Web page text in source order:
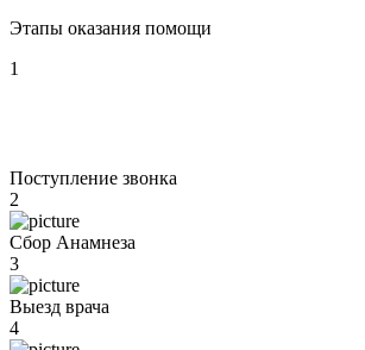
Этапы оказания помощи
1
Поступление звонка
2
Сбор Анамнеза
3
Выезд врача
4